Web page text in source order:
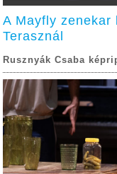
A Mayfly zenekar
Terasznál
Rusznyák Csaba